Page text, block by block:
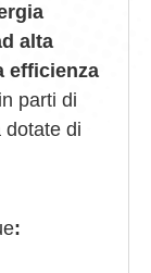
alta
efficienza
parti di
dotate di
: